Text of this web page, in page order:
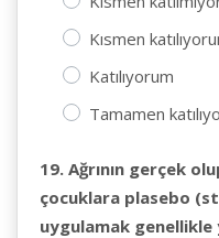
Kısmen
Katılıyorum
Tamamen
19. Ağrının gerçek
çocuklara plasebo
uygulamak genellikle